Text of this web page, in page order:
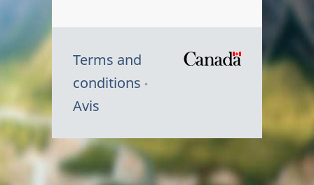
Terms and
conditions
Avis
Canada